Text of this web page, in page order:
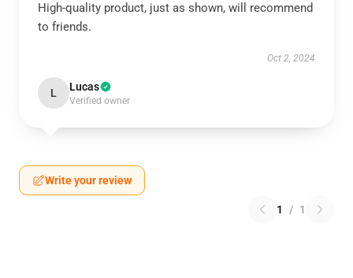
High-quality product, just as shown, will recommend
to friends.
Oct 2, 2024
L Lucas
Verified owner
Write your review
1 / 1